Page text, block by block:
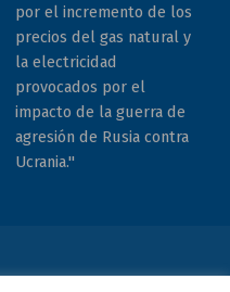
por el incremento de los
precios del gas natural y
la electricidad
provocados por el
impacto de la guerra de
agresión de Rusia contra
Ucrania."